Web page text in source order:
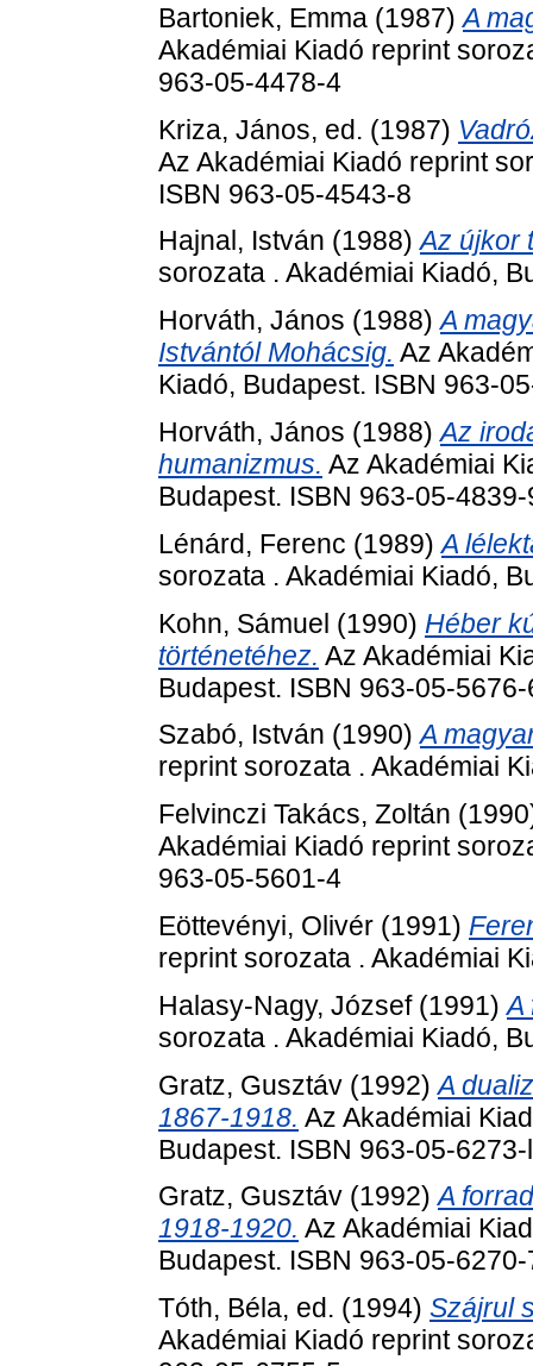
Bartoniek, Emma (1987)A
Akadémiai Kiadó reprint
963-05-4478-4
Kriza, János, ed. (1987)
Az Akadémiai Kiadó reprint
ISBN 963-05-4543-8
Hajnal, István (1988)Az újkor
sorozata . Akadémiai Kiadó,
Horváth, János (1988)A
Istvántól Mohácsig. Az
Kiadó, Budapest. ISBN 963-
Horváth, János (1988)Az
humanizmus. Az Akadémiai
Budapest. ISBN 963-05-4839-
Lénárd, Ferenc (1989)A
sorozata . Akadémiai Kiadó,
Kohn, Sámuel (1990) Héber
történetéhez. Az Akadémiai
Budapest. ISBN 963-05-5676-
Szabó, István (1990)A
reprint sorozata . Akadémiai
Felvinczi Takács, Zoltán
Akadémiai Kiadó reprint
963-05-5601-4
Eöttevényi, Olivér (1991)
reprint sorozata . Akadémiai
Halasy-Nagy, József(1991)A
sorozata . Akadémiai Kiadó,
Gratz, Gusztáv (1992)A
1867-1918. Az Akadémiai
Budapest. ISBN 963-05-6273-l
Gratz, Gusztáv (1992)A
1918-1920. Az Akadémiai
Budapest. ISBN 963-05-6270-
Tóth, Béla, ed. (1994) Szájrul
Akadémiai Kiadó reprint